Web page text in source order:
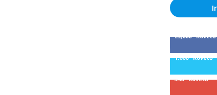
25,000 Követő
1,000 Követő
340 Követő